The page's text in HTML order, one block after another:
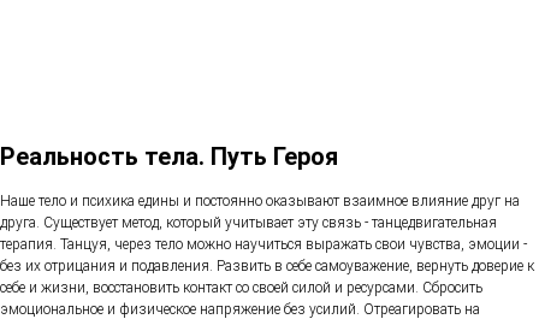
Реальность тела. Путь Героя
Наше тело и психика едины и постоянно оказывают взаимное влияние друг на
друга. Существует метод, который учитывает эту связь - танцедвигательная
терапия. Танцуя, через тело можно научиться выражать свои чувства, эмоции -
без их отрицания и подавления. Развить в себе самоуважение, вернуть доверие к
себе и жизни, восстановить контакт со своей силой и ресурсами. Сбросить
эмоциональное и физическое напряжение без усилий. Отреагировать на